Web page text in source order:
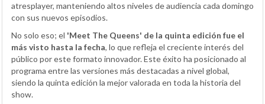
atresplayer, manteniendo altos niveles de audiencia cada domingo
con sus nuevos episodios.
No solo eso; el 'Meet The Queens' de la quinta edición fue el
más visto hasta la fecha, lo que refleja el creciente interés del
público por este formato innovador. Este éxito ha posicionado al
programa entre las versiones más destacadas a nivel global,
siendo la quinta edición la mejor valorada en toda la historia del
show.